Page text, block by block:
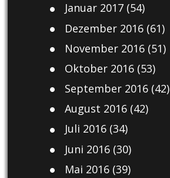
Januar 2017(54)
Dezember 2016(61)
November 2016(51)
Oktober 2016(53)
September 2016(42)
August 2016(42)
Juli 2016(34)
Juni 2016(30)
Mai 2016(39)